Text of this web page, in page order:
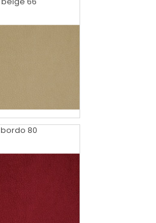
bordo 80